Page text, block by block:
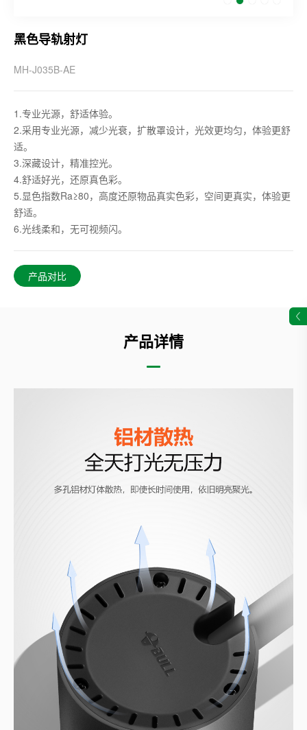
黑色导轨射灯
MH-J035B-AE
1.专业光源，舒适体验。
2.采用专业光源，减少光衰，扩散罩设计，光效更均匀，体验更舒
适。
3.深藏设计，精准控光。
4.舒适好光，还原真色彩。
5.显色指数Ra≥80，高度还原物品真实色彩，空间更真实，体验更
舒适。
6.光线柔和，无可视频闪。
产品对比
产品详情